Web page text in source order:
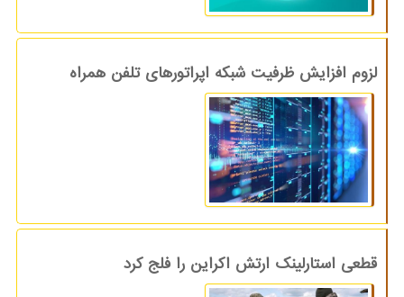
لزوم افزایش ظرفیت شبکه اپراتورهای تلفن همراه
قطعی استارلینک ارتش اکراین را فلج کرد